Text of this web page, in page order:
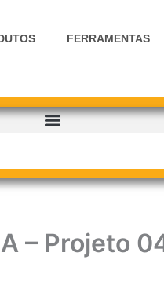
FERRAMENTAS
– Projeto